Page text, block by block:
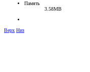
Память
3.58MB
Верх Низ